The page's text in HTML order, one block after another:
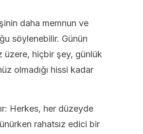
daha memnun ve
söylenebilir. Günün
üzere, hiçbir şey, günlük
olmadığı hissi kadar
Herkes, her düzeyde
rahatsız edici bir